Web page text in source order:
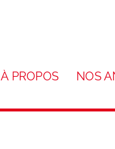
À PROPOS NOS